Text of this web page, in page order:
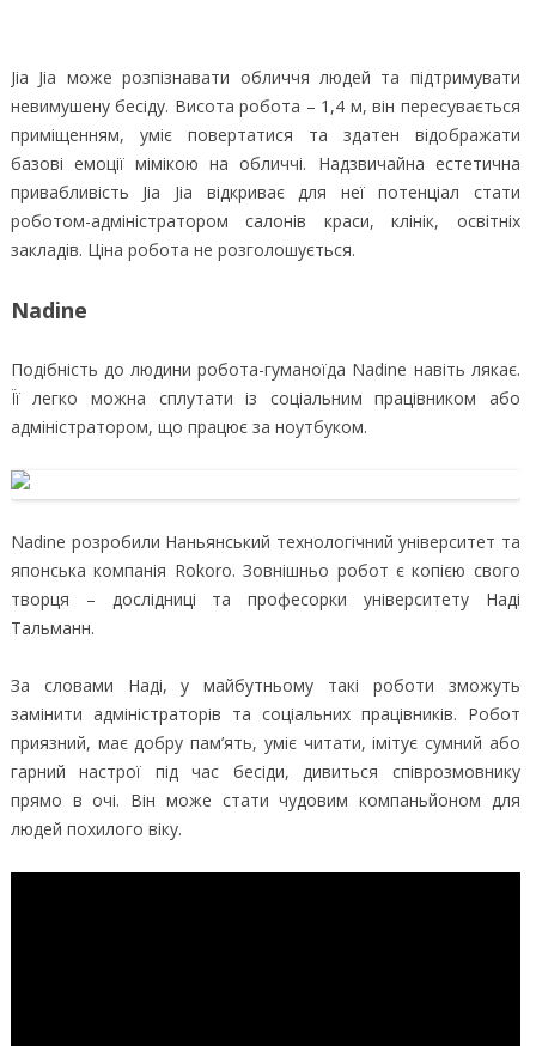
Jia Jia може розпізнавати обличчя людей та підтримувати
невимушену бесіду. Висота робота – 1,4 м, він пересувається
приміщенням, уміє повертатися та здатен відображати
базові емоції мімікою на обличчі. Надзвичайна естетична
привабливість Jia Jia відкриває для неї потенціал стати
роботом-адміністратором салонів краси, клінік, освітніх
закладів. Ціна робота не розголошується.
Nadine
Подібність до людини робота-гуманоїда Nadine навіть лякає.
Її легко можна сплутати із соціальним працівником або
адміністратором, що працює за ноутбуком.
Nadine розробили Наньянський технологічний університет та
японська компанія Rokoro. Зовнішньо робот є копією свого
творця – дослідниці та професорки університету Наді
Тальманн.
За словами Наді, у майбутньому такі роботи зможуть
замінити адміністраторів та соціальних працівників. Робот
приязний, має добру пам’ять, уміє читати, імітує сумний або
гарний настрої під час бесіди, дивиться співрозмовнику
прямо в очі. Він може стати чудовим компаньйоном для
людей похилого віку.